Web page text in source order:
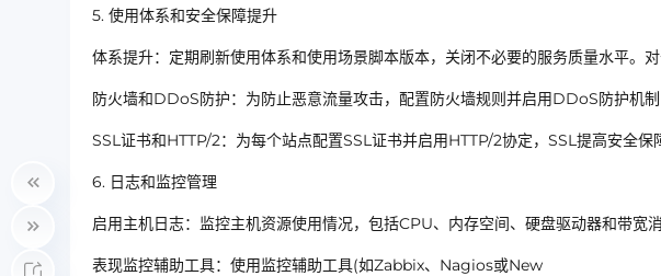
5. 使用体系和安全保障提升
体系提升：定期刷新使用体系和使用场景脚本版本，关闭不必要的服务质量水平。
防火墙和DDoS防护：为防止恶意流量攻击，配置防火墙规则并启用DDoS防护机
SSL证书和HTTP/2：为每个站点配置SSL证书并启用HTTP/2协定，SSL提高安全保
6. 日志和监控管理
启用主机日志：监控主机资源使用情况，包括CPU、内存空间、硬盘驱动器和带宽
表现监控辅助工具：使用监控辅助工具(如Zabbix、Nagios或New